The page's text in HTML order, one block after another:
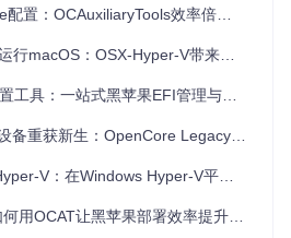
化：复杂参数以结构化表单呈现，降
可从当前配置生成完整EFI文件夹
夹备份功能，支持时间戳命名和版
：OCAuxiliaryTools效率倍增指南
：OSX-Hyper-V带来的跨平台突破方案
一站式黑苹果EFI管理与跨平台plist编辑指南
新生：OpenCore Legacy Patcher实战指南
Hyper-V平台上构建稳定高效的macOS虚拟化环境
OCAT让黑苹果部署效率提升80%？